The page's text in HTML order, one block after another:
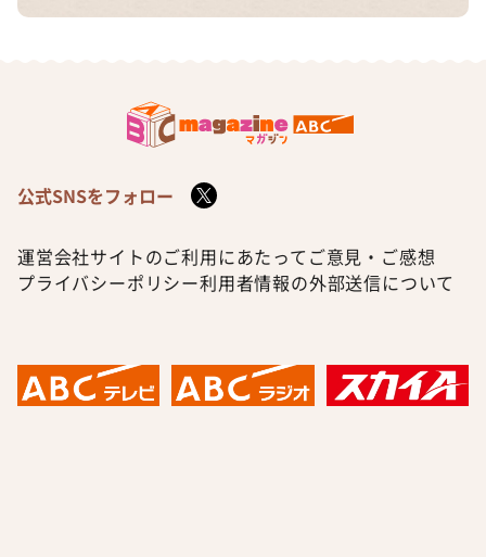
公式SNSをフォロー
運営会社サイトのご利用にあたって ご意見・ご感想
プライバシーポリシー利用者情報の外部送信について